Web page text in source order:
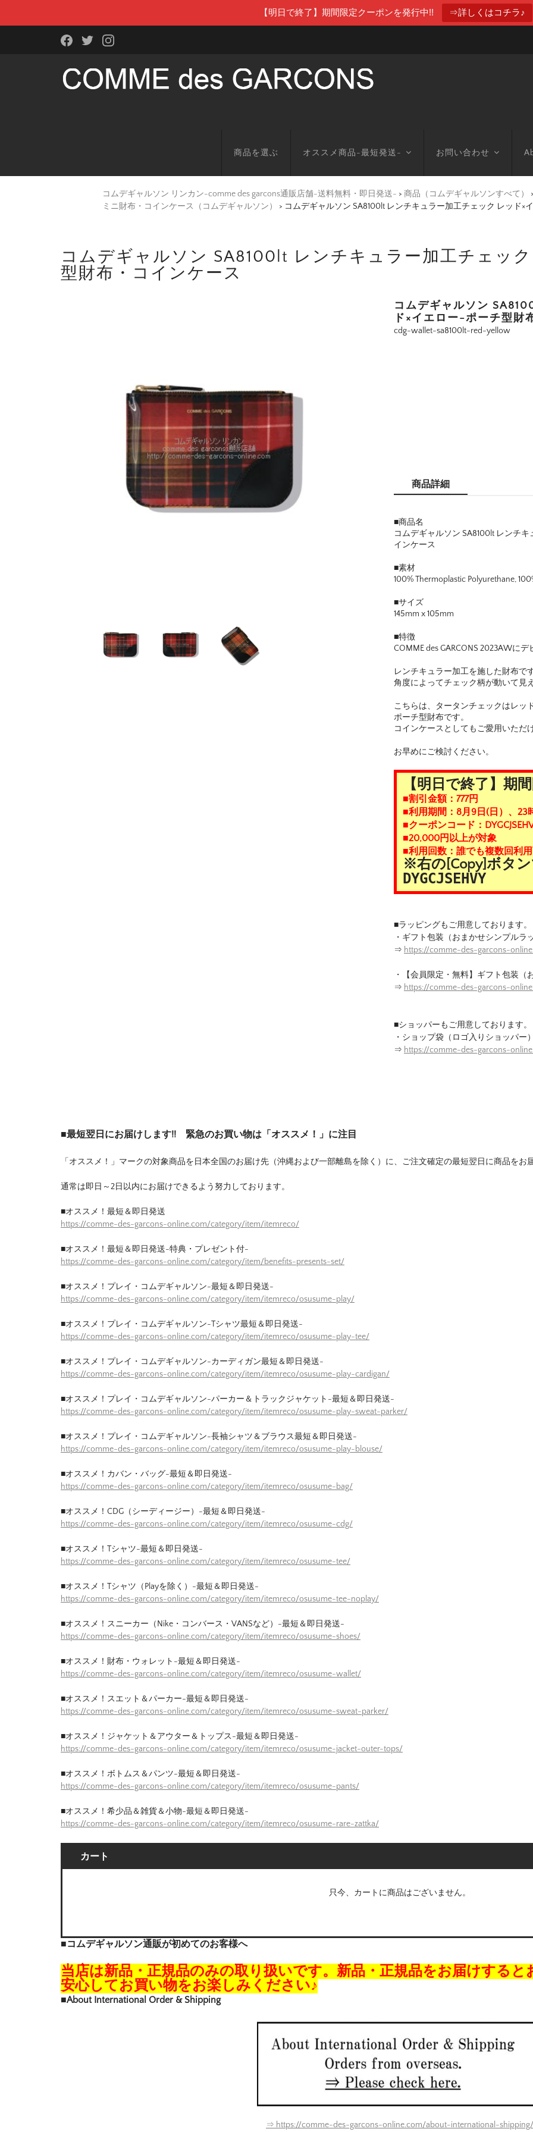
【明日で終了】期間限定クーポンを発行中!! ⇒詳しくはコチラ♪
商品を選ぶ オススメ商品-最短発送- お問い合わせ
コムデギャルソン リンカン-comme des garcons通販店舗-送料無料・即日発送- > 商品（コムデギャルソンすべて） >
ミニ財布・コインケース（コムデギャルソン）
> コムデギャルソン SA8100lt レンチキュラー加工チェック レッド×
コムデギャルソン SA8100lt レンチキュラー加工チェッ
型財布・コインケース
コムデギャルソン
ド×イエロー-ポーチ型財
cdg-wallet-sa8100lt-red-yellow
商品詳細
■商品名
コムデギャルソン SA8100lt レンチ
インケース
■素材
100% Thermoplastic Polyurethane,
■サイズ
145mm x 105mm
■特徴
COMME des GARCONS 2023AWに
レンチキュラー加工を施した財布です
角度によってチェック柄が動いて見
こちらは、タータンチェックはレッ
ポーチ型財布です。
コインケースとしてもご愛用いただ
お早めにご検討ください。
【明日で終了】期
■割引金額：777円
■利用期間：8月9日(日）、23
■クーポンコード：
■20,000円以上が対象
■利用回数：誰でも複数回利
※右の[Copy]ボタ
DYGCJSEHVY
■ラッピングもご用意しております。
・ギフト包装（おまかせシンプルラ
⇒ https://comme-des-garcons-
・【会員限定・無料】ギフト包装（
⇒ https://comme-des-garcons-
■ショッパーもご用意しております。
・ショップ袋（ロゴ入りショッパー）
⇒ https://comme-des-garcons-
■最短翌日にお届けします!! 緊急のお買い物は「オススメ！」に注目
「オススメ！」マークの対象商品を日本全国のお届け先（沖縄および一部離島を除く）に、ご注文確定の最短翌日に商品をお
通常は即日～2日以内にお届けできるよう努力しております。
■オススメ！最短＆即日発送
https://comme-des-garcons-online.com/category/item/itemreco/
■オススメ！最短＆即日発送-特典・プレゼント付-
https://comme-des-garcons-online.com/category/item/benefits-presents-set/
■オススメ！プレイ・コムデギャルソン-最短＆即日発送-
https://comme-des-garcons-online.com/category/item/itemreco/osusume-play/
■オススメ！プレイ・コムデギャルソン-Tシャツ最短＆即日発送-
https://comme-des-garcons-online.com/category/item/itemreco/osusume-play-tee/
■オススメ！プレイ・コムデギャルソン-カーディガン最短＆即日発送-
https://comme-des-garcons-online.com/category/item/itemreco/osusume-play-cardigan/
■オススメ！プレイ・コムデギャルソン-パーカー＆トラックジャケット-最短＆即日発送-
https://comme-des-garcons-online.com/category/item/itemreco/osusume-play-sweat-parker/
■オススメ！プレイ・コムデギャルソン-長袖シャツ＆ブラウス最短＆即日発送-
https://comme-des-garcons-online.com/category/item/itemreco/osusume-play-blouse/
■オススメ！カバン・バッグ-最短＆即日発送-
https://comme-des-garcons-online.com/category/item/itemreco/osusume-bag/
■オススメ！CDG（シーディージー）-最短＆即日発送-
https://comme-des-garcons-online.com/category/item/itemreco/osusume-cdg/
■オススメ！Tシャツ-最短＆即日発送-
https://comme-des-garcons-online.com/category/item/itemreco/osusume-tee/
■オススメ！Tシャツ（Playを除く）-最短＆即日発送-
https://comme-des-garcons-online.com/category/item/itemreco/osusume-tee-noplay/
■オススメ！スニーカー（Nike・コンバース・VANSなど）-最短＆即日発送-
https://comme-des-garcons-online.com/category/item/itemreco/osusume-shoes/
■オススメ！財布・ウォレット-最短＆即日発送-
https://comme-des-garcons-online.com/category/item/itemreco/osusume-wallet/
■オススメ！スエット＆パーカー-最短＆即日発送-
https://comme-des-garcons-online.com/category/item/itemreco/osusume-sweat-parker/
■オススメ！ジャケット＆アウター＆トップス-最短＆即日発送-
https://comme-des-garcons-online.com/category/item/itemreco/osusume-jacket-outer-tops/
■オススメ！ボトムス＆パンツ-最短＆即日発送-
https://comme-des-garcons-online.com/category/item/itemreco/osusume-pants/
■オススメ！希少品＆雑貨＆小物-最短＆即日発送-
https://comme-des-garcons-online.com/category/item/itemreco/osusume-rare-zattka/
カート
只今、カートに商品はございません。
■コムデギャルソン通販が初めてのお客様へ
当店は新品・正規品のみの取り扱いです。新品・正規品をお届けすると
安心してお買い物をお楽しみください♪
■About International Order & Shipping
⇒ https://comme-des-garcons-online.com/about-international-shipping/